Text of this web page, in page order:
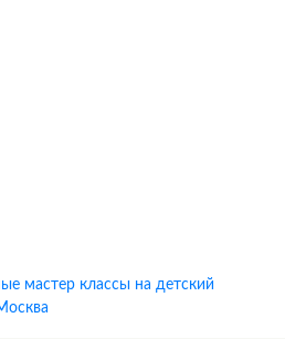
мастер классы на детский